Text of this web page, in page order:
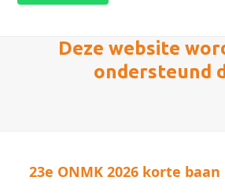
Deze website
ondersteund
23e ONMK 2026 korte